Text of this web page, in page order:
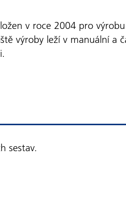
v roce 2004 pro
výroby leží v manuální a
sestav.